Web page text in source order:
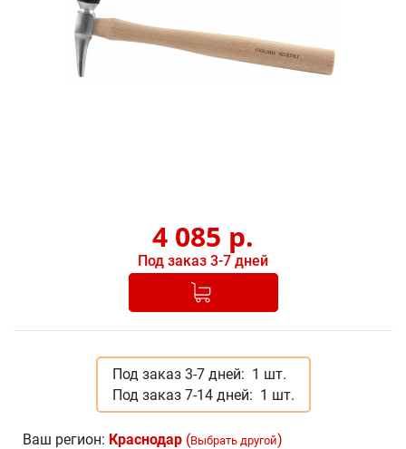
4 085 р.
Под заказ 3-7 дней
Добавлено в корзину
Под заказ 3-7 дней: 1 шт.
Под заказ 7-14 дней: 1 шт.
Ваш регион: Краснодар (Выбрать другой)